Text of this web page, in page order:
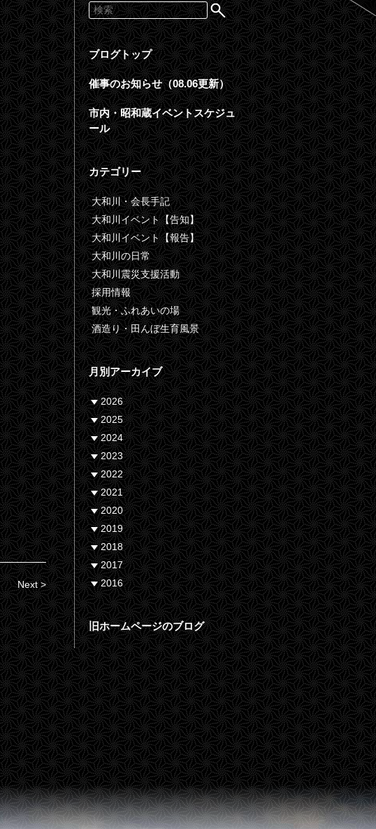
Next >
ブログトップ
催事のお知らせ（08.06更新）
市内・昭和蔵イベントスケジュ
ール
カテゴリー
大和川・会長手記
大和川イベント【告知】
大和川イベント【報告】
大和川の日常
大和川震災支援活動
採用情報
観光・ふれあいの場
酒造り・田んぼ生育風景
月別アーカイブ
2026
2025
2024
2023
2022
2021
2020
2019
2018
2017
2016
旧ホームページのブログ